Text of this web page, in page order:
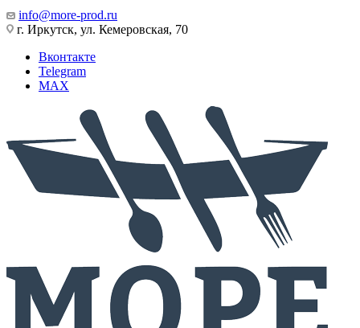
info@more-prod.ru
г. Иркутск, ул. Кемеровская, 70
Вконтакте
Telegram
MAX